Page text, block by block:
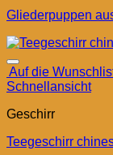
Gliederpuppen
Auf die
Schnellansicht
Geschirr
Teegeschirr